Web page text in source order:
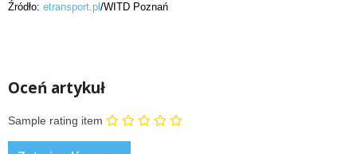
Źródło: etransport.pl /WITD Poznań
Oceń artykuł
Sample rating item